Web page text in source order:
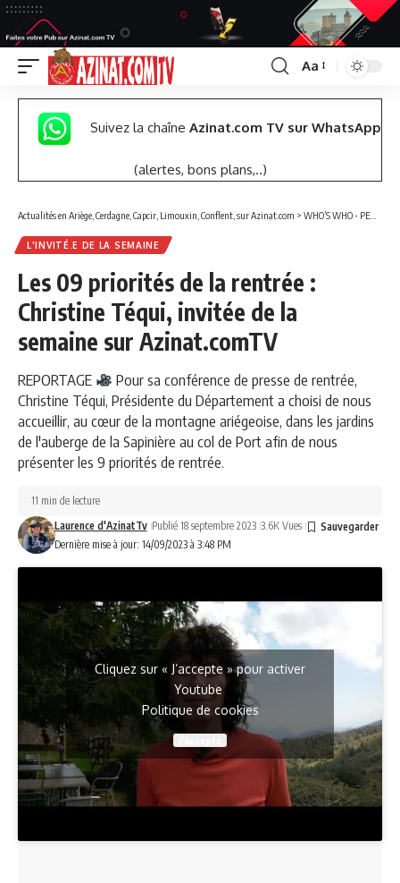
Font
Resizer
Aa
Suivez la chaîne Azinat.com TV sur WhatsApp
(alertes, bons plans,..)
Actualités en Ariège, Cerdagne, Capcir, Limouxin, Conflent, sur Azinat.com > WHO’S WHO - PERSONNALITÉS
L'INVITÉ.E DE LA SEMAINE
Les 09 priorités de la rentrée :
Christine Téqui, invitée de la
semaine sur Azinat.comTV
REPORTAGE
Pour sa conférence de presse de rentrée,
Christine Téqui, Présidente du Département a choisi de nous
accueillir, au cœur de la montagne ariégeoise, dans les jardins
de l'auberge de la Sapinière au col de Port afin de nous
présenter les 9 priorités de rentrée.
Dernière mise à jour: 14/09/2023 à 3:48 PM
Laurence d'AzinatTv Publié 18 septembre 2023 3.6K Vues
11 min de lecture
Cliquez sur « J’accepte » pour activer
Youtube
Politique de cookies